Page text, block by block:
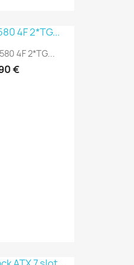
4F 2*TG...
€